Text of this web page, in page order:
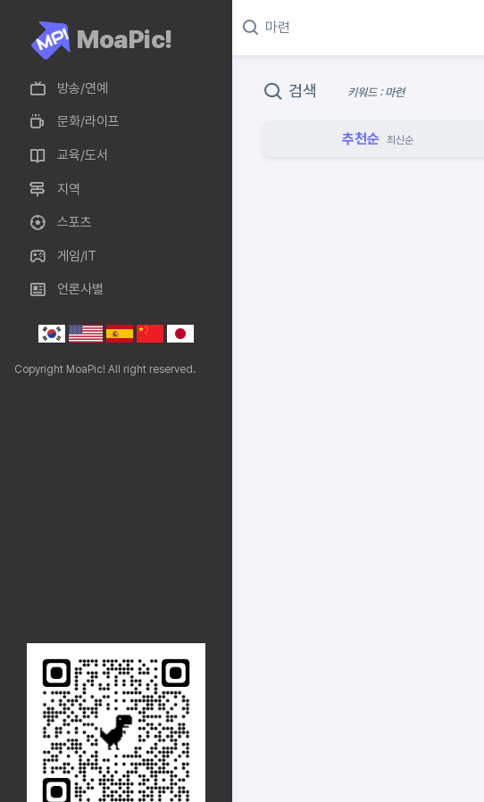
MoaPic!
방송/연예
문화/라이프
교육/도서
지역
스포츠
게임/IT
언론사별
Copyright MoaPic! All right reserved.
검색 키워드 : 마련
추천순 최신순